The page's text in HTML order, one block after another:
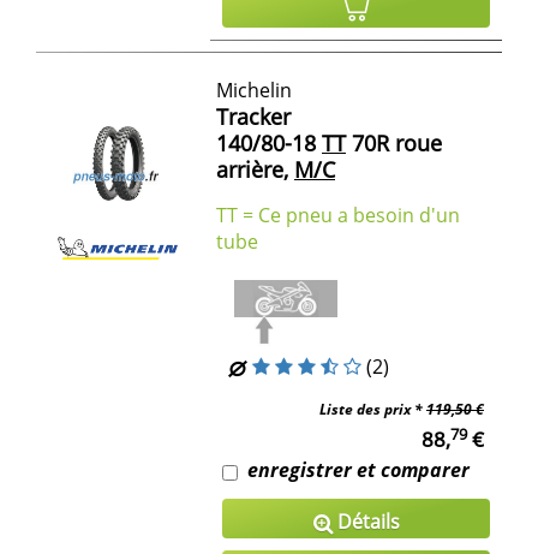
Michelin
Tracker
140/80-18 TT70R roue
arrière, M/C
TT = Ce pneu a besoin d'un
tube
(2)
Liste des prix *119,50 €
88,79€
enregistrer et comparer
Détails